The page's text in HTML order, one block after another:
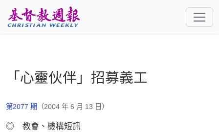
「心靈伙伴」招募義工
第2077 期 （2004 年 6 月 13 日）
◎ 教會、機構短訊